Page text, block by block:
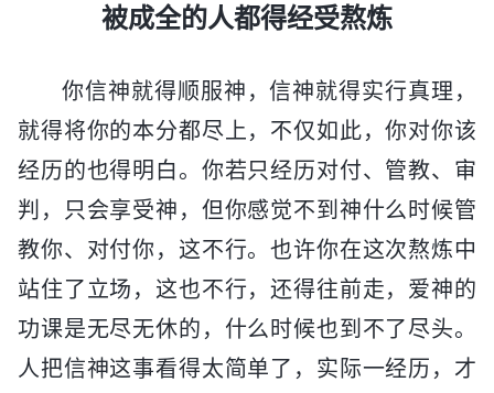
被成全的人都得经受熬炼
你信神就得顺服神，信神就得实行真理，
就得将你的本分都尽上，不仅如此，你对你该
经历的也得明白。你若只经历对付、管教、审
判，只会享受神，但你感觉不到神什么时候管
教你、对付你，这不行。也许你在这次熬炼中
站住了立场，这也不行，还得往前走，爱神的
功课是无尽无休的，什么时候也到不了尽头。
人把信神这事看得太简单了，实际一经历，才